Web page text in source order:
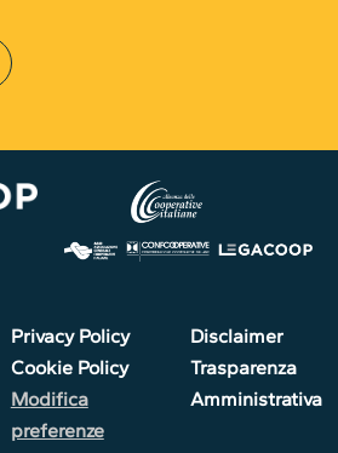
Privacy Policy
Cookie Policy
Modifica
preferenze
Disclaimer
Trasparenza
Amministrativa